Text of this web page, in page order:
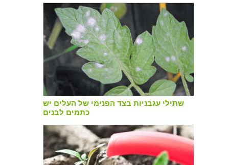
שתילי עגבניות בצד הפנימי של העלים יש
כתמים לבנים